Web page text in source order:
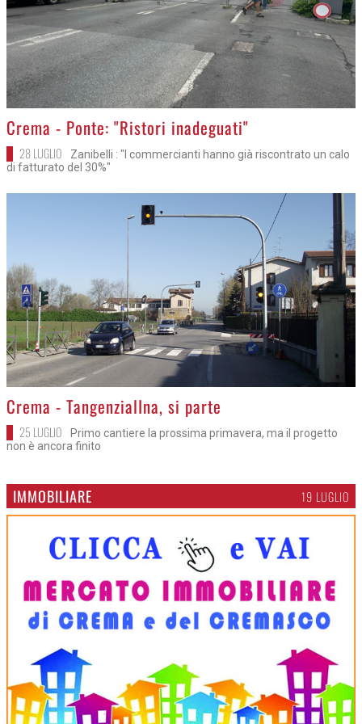
>
Crema - Ponte: "Ristori inadeguati"
28 LUGLIO
Zanibelli : "I commercianti hanno già riscontrato un calo
di fatturato del 30%"
>
Crema - TangenzialIna, si parte
25 LUGLIO
Primo cantiere la prossima primavera, ma il progetto
non è ancora finito
IMMOBILIARE 19 LUGLIO